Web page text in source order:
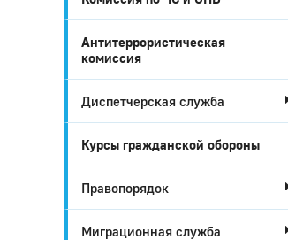
Глазов
Антитеррористическая
комиссия
Диспетчерская служба
Курсы гражданской обороны
Правопорядок
Миграционная служба